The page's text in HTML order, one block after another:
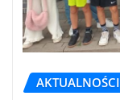
AKTUALNOŚCI